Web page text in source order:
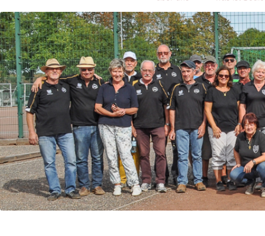
primary
content
secondary
content